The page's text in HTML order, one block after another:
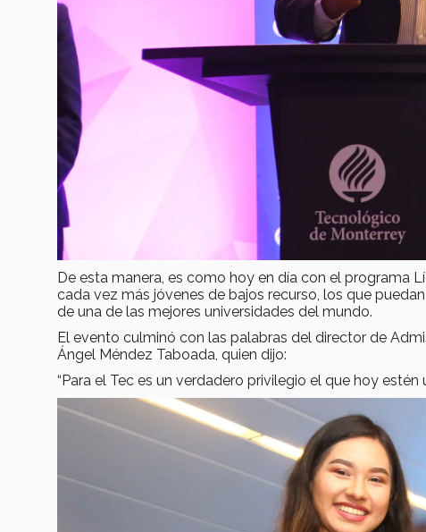
De esta manera, es como hoy en día con el programa
cada vez más jóvenes de bajos recurso, los que
de una de las mejores universidades del mundo.
El evento culminó con las palabras del director de
Ángel Méndez Taboada, quien dijo:
“Para el Tec es un verdadero privilegio el que hoy estén